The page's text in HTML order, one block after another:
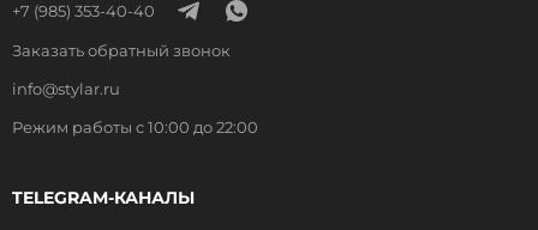
+7 (985) 353-40-40
Заказать обратный звонок
info@stylar.ru
Режим работы с 10:00 до 22:00
TELEGRAM-КАНАЛЫ